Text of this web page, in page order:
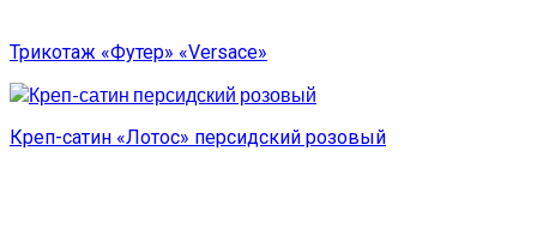
Трикотаж «Футер» «Versace»
Креп-сатин «Лотос» персидский розовый